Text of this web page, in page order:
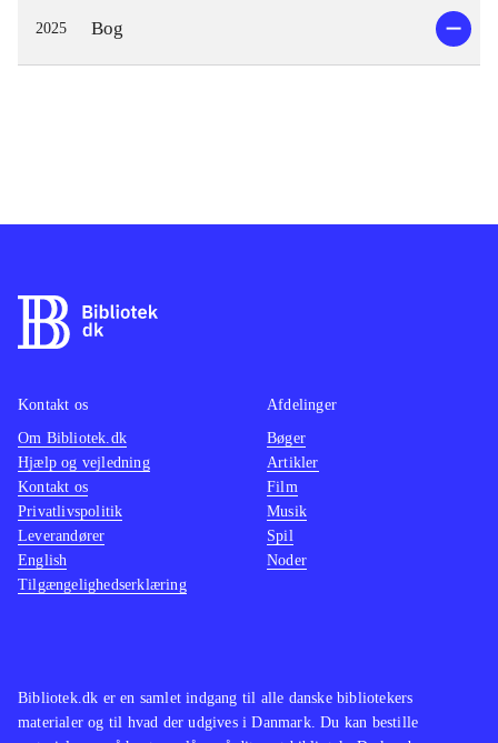
2025 Bog
Bibliotek.dk er en samlet indgang til alle danske bibliotekers
materialer og til hvad der udgives i Danmark. Du kan bestille
Kontakt os
Om Bibliotek.dk
Hjælp og vejledning
Kontakt os
Privatlivspolitik
Leverandører
English
Tilgængelighedserklæring
Afdelinger
Bøger
Artikler
Film
Musik
Spil
Noder